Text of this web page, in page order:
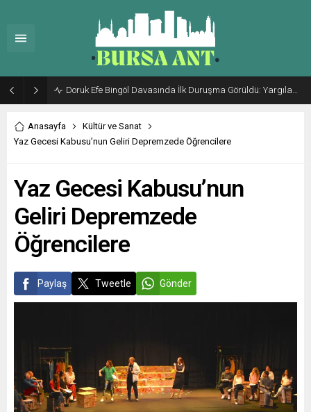
Doruk Efe Bingöl Davasında İlk Duruşma Görüldü: Yargılama 20 Ekim 2026’ya Ertelendi
Anasayfa
Kültür ve Sanat
Yaz Gecesi Kabusu’nun Geliri Depremzede Öğrencilere
Yaz Gecesi Kabusu’nun
Geliri Depremzede
Öğrencilere
Paylaş Tweetle Gönder